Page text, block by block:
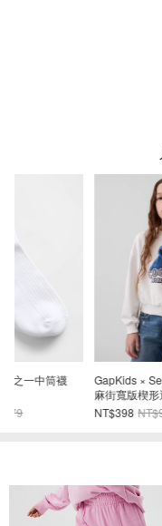
GapKids × Sesame Street芝
麻街寬版楔形運動衫
NT$398
NT$999